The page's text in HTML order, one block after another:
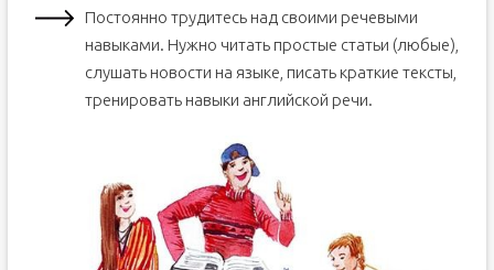
Постоянно трудитесь над своими речевыми
навыками. Нужно читать простые статьи (любые),
слушать новости на языке, писать краткие тексты,
тренировать навыки английской речи.